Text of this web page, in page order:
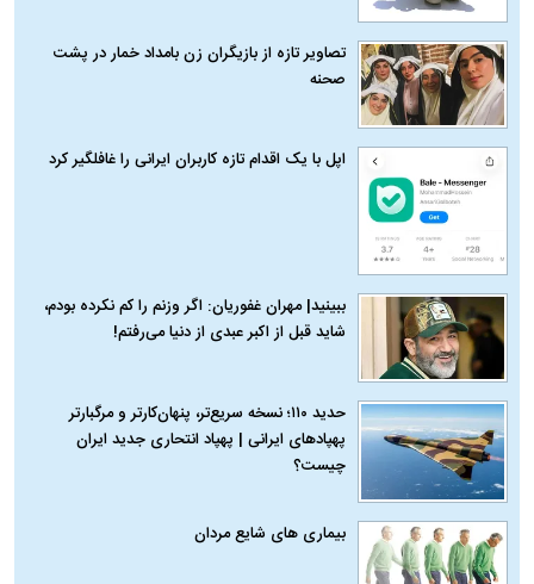
تصاویر تازه از بازیگران زن بامداد خمار در پشت
صحنه
اپل با یک اقدام تازه کاربران ایرانی را غافلگیر کرد
ببینید| مهران غفوریان: اگر وزنم را کم نکرده بودم،
شاید قبل از اکبر عبدی از دنیا می‌رفتم!
حدید ۱۱۰؛ نسخه سریع‌تر، پنهان‌کارتر و مرگبارتر
پهپادهای ایرانی | پهپاد انتحاری جدید ایران
چیست؟
بیماری‌ های شایع مردان